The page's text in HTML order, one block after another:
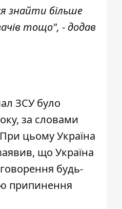
знайти більше
тощо", - додав
ЗСУ було
за словами
цьому Україна
що Україна
будь-
припинення